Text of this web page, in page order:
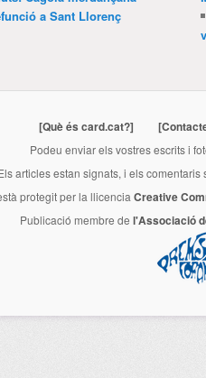
a Sant Llorenç
[Què és card.cat?]
Podeu enviar els vostres escrits i
articles estan signats, i els
protegit per la llicencia Creative
Publicació membre de l'Associació